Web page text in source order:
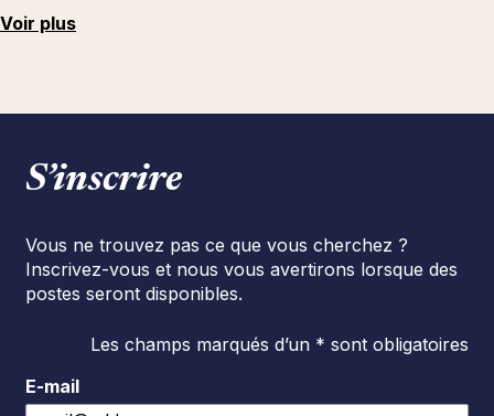
Voir plus
S’inscrire
Vous ne trouvez pas ce que vous cherchez ?
Inscrivez-vous et nous vous avertirons lorsque des
postes seront disponibles.
Les champs marqués d’un * sont obligatoires
E-mail